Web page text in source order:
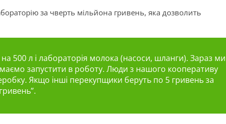
за чверть мільйона гривень, яка дозволить
500 л і лабораторія молока (насоси, шланги). Зараз ми
запустити в роботу. Люди з нашого кооперативу
. Якщо інші перекупщики беруть по 5 гривень за